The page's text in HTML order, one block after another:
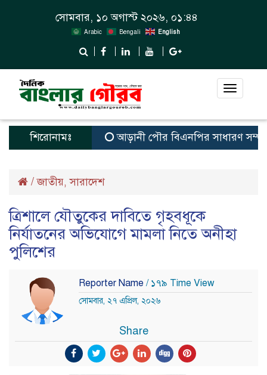
সোমবার, ১০ অগাস্ট ২০২৬, ০১:৪৪
Arabic Bengali English
Toggle
শিরোনামঃ আড়ানী পৌর বিএনপির সাধারণ সম্পাদক
/জাতীয়,সারাদেশ
ত্রিশালে যৌতুকের দাবিতে গৃহবধূকে
নির্যাতনের অভিযোগে মামলা নিতে অনীহা
পুলিশের
Reporter Name / ১৭৯ Time View
সোমবার, ২৭ এপ্রিল, ২০২৬
Share